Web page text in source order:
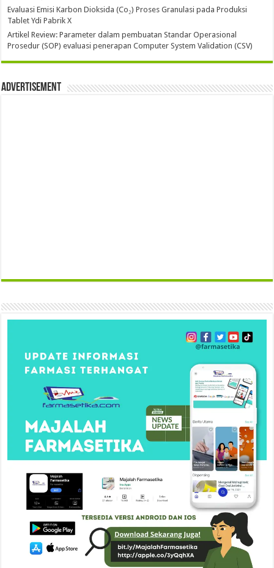
Evaluasi Emisi Karbon Dioksida (Co₂) Proses Granulasi pada Produksi
Tablet Ydi Pabrik X
Artikel Review: Parameter dalam pembuatan Standar Operasional
Prosedur (SOP) evaluasi penerapan Computer System Validation (CSV)
Advertisement